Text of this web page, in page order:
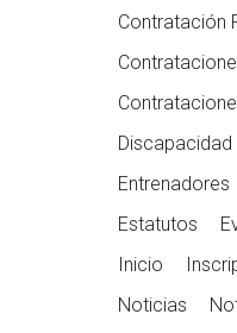
Contratación
Discapacidad
Entrenadores
Estatutos
Inicio
Noticias